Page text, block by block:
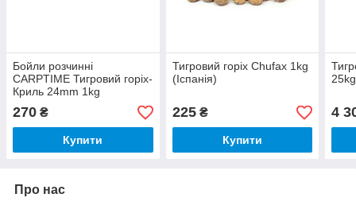
Бойли розчинні
CARPTIME Тигровий горіх-
Криль 24mm 1kg
270 ₴
Купити
Тигровий горіх Chufaх 1kg
(Іспанія)
225₴
Купити
4
Про нас